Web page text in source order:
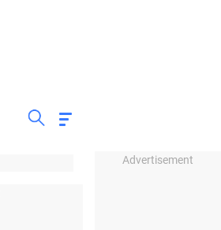
Advertisement